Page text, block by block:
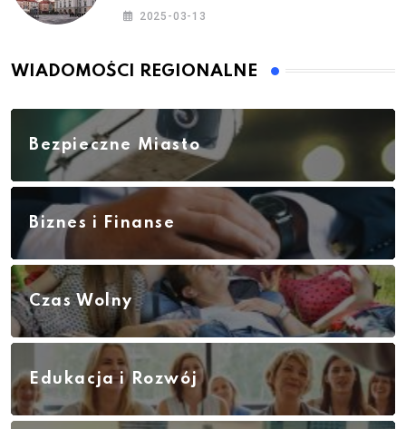
rodzinne atrakcje
2025-03-13
WIADOMOŚCI REGIONALNE
Bezpieczne Miasto
Biznes i Finanse
Czas Wolny
Edukacja i Rozwój